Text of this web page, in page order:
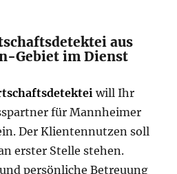
aus
Gebiet im Dienst
will Ihr
für Mannheimer
Der Klientennutzen soll
erster Stelle stehen.
persönliche Betreuung